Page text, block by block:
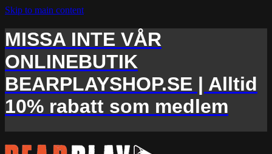
Skip to main content
MISSA INTE VÅR
ONLINEBUTIK
BEARPLAYSHOP.SE | Alltid
10% rabatt som medlem